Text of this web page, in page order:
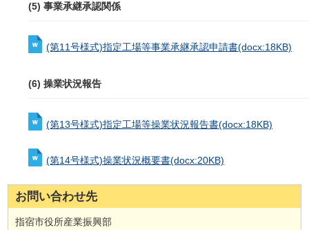
(5) 事業承継承認関係
(第11号様式)指定工場等事業承継承認申請書(docx:18KB)
(6) 操業状況報告
(第13号様式)指定工場等操業状況報告書(docx:18KB)
(第14号様式)操業状況概要書(docx:20KB)
お問い合わせ先
指宿市役所産業振興部